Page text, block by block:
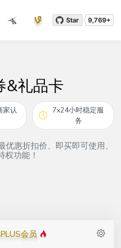
Star 9,769+
&礼品卡
家认
7x24小时稳定服
务
惠折扣价、即买即可使用、
权功能！
会员